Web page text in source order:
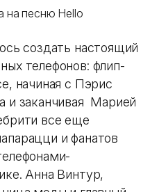
на песню Hello
создать настоящий
телефонов: флип-
начиная с Пэрис
и заканчивая Марией
все еще
и фанатов
Анна Винтур,